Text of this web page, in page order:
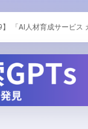
「AI人材育成サービス